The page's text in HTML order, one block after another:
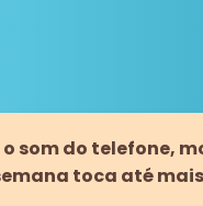
som do telefone,
toca até